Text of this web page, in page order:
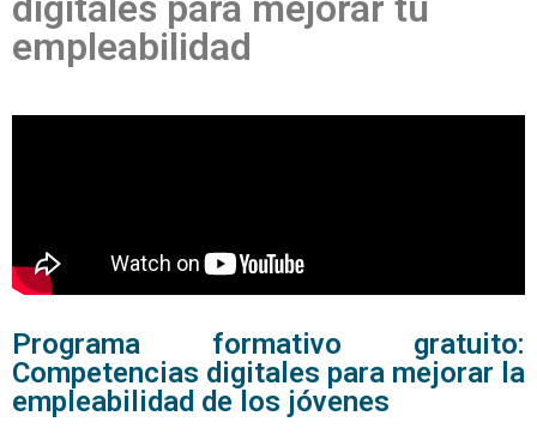
empleabilidad
Programa formativo gratuito:
Competencias digitales para mejorar la
empleabilidad de los jóvenes